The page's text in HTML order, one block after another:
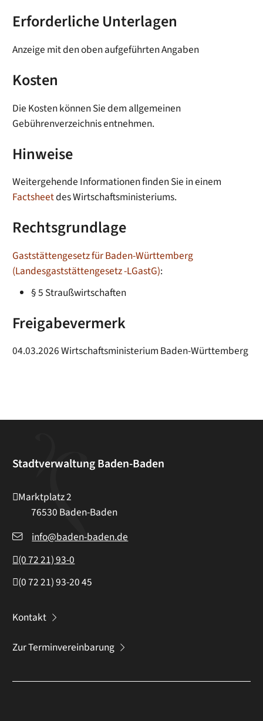
Erforderliche Unterlagen
Anzeige mit den oben aufgeführten Angaben
Kosten
Die Kosten können Sie dem allgemeinen
Gebührenverzeichnis entnehmen.
Hinweise
Weitergehende Informationen finden Sie in einem
Factsheetdes Wirtschaftsministeriums.
Rechtsgrundlage
Gaststättengesetz für Baden-Württemberg
(Landesgaststättengesetz -LGastG):
§ 5 Straußwirtschaften
Freigabevermerk
04.03.2026 Wirtschaftsministerium Baden-Württemberg
Stadtverwaltung Baden-Baden
Marktplatz 2
76530 Baden-Baden
info@baden-baden.de
(07221) 93-0
(07221) 93-2045
Kontakt
Zur Terminvereinbarung